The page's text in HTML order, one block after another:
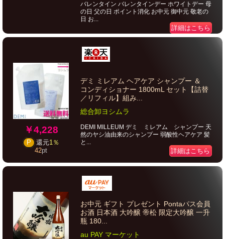
バレンタイン バレンタインデー ホワイトデー 母
の日 父の日 ポイント消化 お中元 御中元 敬老の
日 お...
詳細はこちら
￥4,228
P 還元1％
42pt
デミ ミレアム ヘアケア シャンプー ＆
コンディショナー 1800mL セット【詰替
／リフィル】組み...
総合卸ヨシムラ
DEMI MILLEUM デミ ミレアム シャンプー 天
然のヤシ油由来のシャンプー 弱酸性ヘアケア 髪
と...
詳細はこちら
お中元 ギフト プレゼント Pontaパス会員
お酒 日本酒 大吟醸 帝松 限定大吟醸 一升
瓶 180...
au PAY マーケット